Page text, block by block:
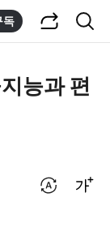
독
능과 편